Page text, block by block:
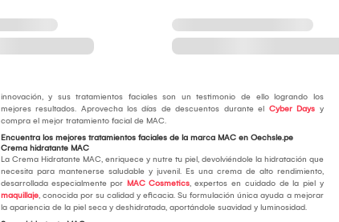
innovación, y sus tratamientos faciales son un testimonio de ello logrando los
mejores resultados. Aprovecha los días de descuentos durante el Cyber Daysy
compra el mejor tratamiento facial de MAC.
Encuentra los mejores tratamientos faciales de la marca MAC en Oechsle.pe
Crema hidratante MAC
La Crema Hidratante MAC, enriquece y nutre tu piel, devolviéndole la hidratación que
necesita para mantenerse saludable y juvenil. Es una crema de alto rendimiento,
desarrollada especialmente por MAC Cosmetics, expertos en cuidado de la piel y
maquillaje, conocida por su calidad y eficacia. Su formulación única ayuda a mejorar
la apariencia de la piel seca y deshidratada, aportándole suavidad y luminosidad.